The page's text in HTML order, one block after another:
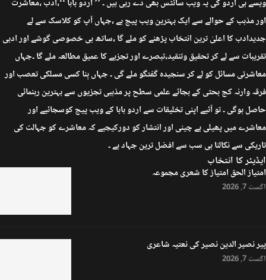
ویسے ہی اردو کی یہ ویب سائٹس بھی دے رہی ہیں ۔ ’’ اردو بابا ‘‘،ادب ،معاشرت
اور مذہب کے حوالے سے ایک بہترین ویب پیج ہے ،جہاں آپ کو کلاسک سے لے
جدیدادب کا اعلیٰ ترین انتخاب پڑھنے کو ملے گا ،ساتھ ہی خصوصی گوشے اور ادبی
تقریبات سے لے کر تحقیق وتنقید،تبصرے اور تجزیے کا عمیق مطالعہ ملے گا ۔جہاں
معاشرتی مسائل کو لے کر سنجیدہ گفتگو ملے گی ۔ جہاں بِنا کسی مسلکی تعصب اور
فرقہ وارنہ کج بحثی کے بجائے علمی سطح پر مذہبی تجزیوں سے بہترین رہنمائی
حاصل ہوگی ۔ تو آئیے اپنی تخلیقات سے اردو بابا کے ویب پیج کوسجائیے اور
معاشرے میں پھیلی بے چینی اور انتشار کو دورکیجیے کہ معاشرے کو جہالت کی
تاریکی سے نکالنا ہی سب سے افضل ترین جہاد ہے ۔
ایڈیٹر کا انتخاب
امتیاز الحق امتیاز کا شعری مجموعہ
اگست 7, 2026
پیر نصیر الدین نصیر کی نعتیہ شاعری
اگست 7, 2026